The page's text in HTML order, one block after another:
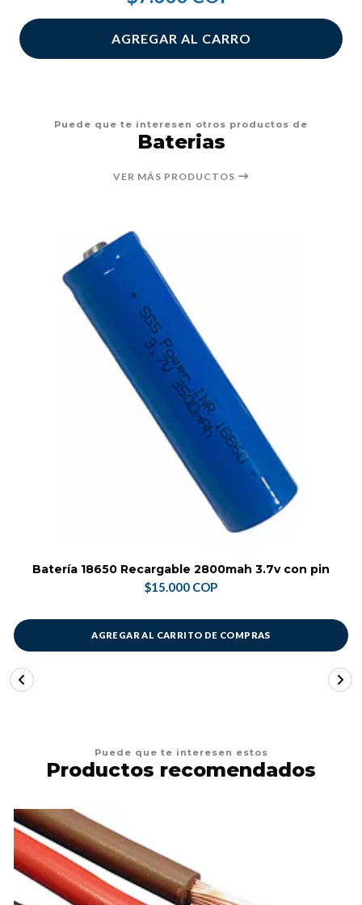
AGREGAR AL CARRO
Puede que te interesen otros productos de
Baterias
VER MÁS PRODUCTOS
Batería 18650 Recargable 2800mah 3.7v con pin
$15.000 COP
AGREGAR AL CARRITO DE COMPRAS
Puede que te interesen estos
Productos recomendados